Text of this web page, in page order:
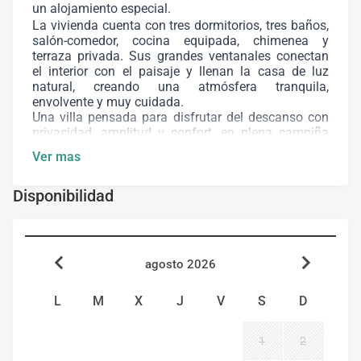
un alojamiento especial.
La vivienda cuenta con tres dormitorios, tres baños,
salón-comedor, cocina equipada, chimenea y
terraza privada. Sus grandes ventanales conectan
el interior con el paisaje y llenan la casa de luz
natural, creando una atmósfera tranquila,
envolvente y muy cuidada.
Una villa pensada para disfrutar del descanso con
privacidad, amplitud y confort, en plena campiña
gaditana, con acceso a la piscina infinity
compartida del complejo.
Fianza: 300€
Ver mas
Disponibilidad
agosto 2026
L M X J V S D
1 2